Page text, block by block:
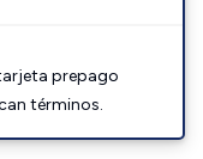
prepago
términos.